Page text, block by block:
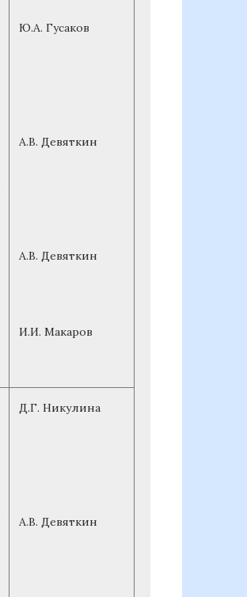
Ю.А. Гусаков
А.В. Девяткин
А.В. Девяткин
И.И. Макаров
Д.Г. Никулина
А.В. Девяткин